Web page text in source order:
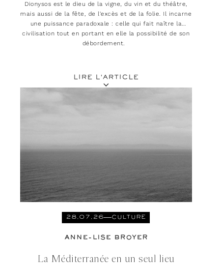
Dionysos est le dieu de la vigne, du vin et du théâtre,
mais aussi de la fête, de l'excès et de la folie. Il incarne
une puissance paradoxale : celle qui fait naître la
civilisation tout en portant en elle la possibilité de son
débordement.
LIRE L'ARTICLE
28.07.26 CULTURE
ANNE-LISE BROYER
La Méditerranée en un seul lieu